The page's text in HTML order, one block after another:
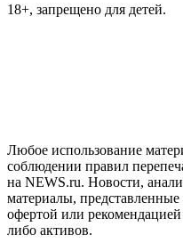
18+, запрещено для детей.
Любое использование
соблюдении правил
на NEWS.ru. Новости,
материалы,
офертой или
либо активов.